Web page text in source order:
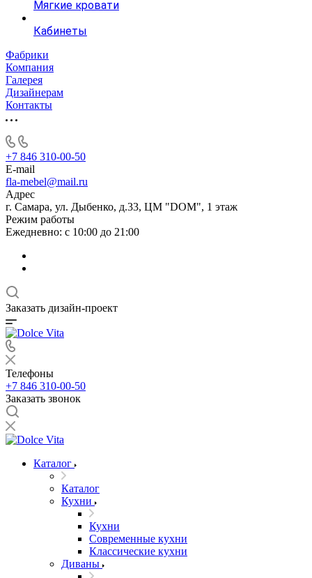
Мягкие кровати
Кабинеты
Фабрики
Компания
Галерея
Дизайнерам
Контакты
+7 846 310-00-50
E-mail
fla-mebel@mail.ru
Адрес
г. Самара, ул. Дыбенко, д.33, ЦМ "DOM", 1 этаж
Режим работы
Ежедневно: с 10:00 до 21:00
Заказать дизайн-проект
Телефоны
+7 846 310-00-50
Заказать звонок
Каталог
Каталог
Кухни
Кухни
Современные кухни
Классические кухни
Диваны